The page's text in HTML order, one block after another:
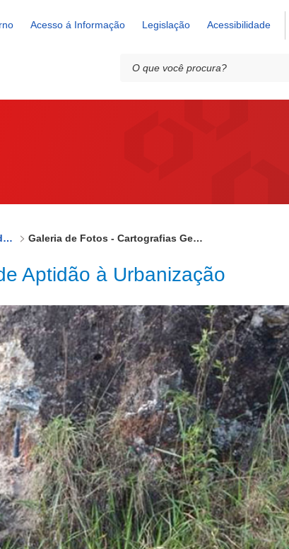
à Urbanização
Acesso á Informação Legislação Acessibilidade
Cartografias Geotécnicas de Aptidão à Urbanização Galeria de Fotos - Cartografias Geotécnicas de Aptidão à Urbanização
Aptidão à Urbanização